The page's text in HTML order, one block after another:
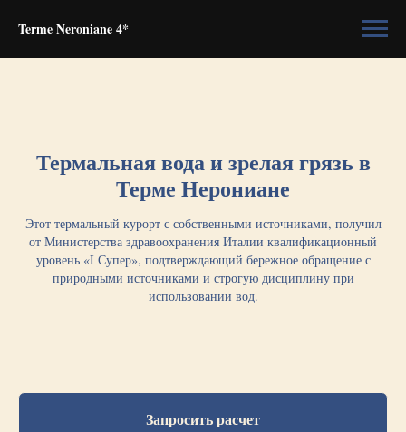
Terme Neroniane 4*
Термальная вода и зрелая грязь в
Терме Нерониане
Этот термальный курорт с собственными источниками, получил
от Министерства здравоохранения Италии квалификационный
уровень «I Супер», подтверждающий бережное обращение с
природными источниками и строгую дисциплину при
использовании вод.
Запросить расчет